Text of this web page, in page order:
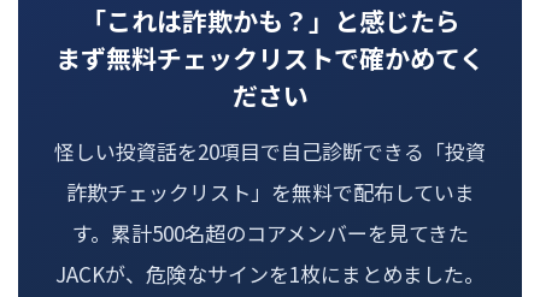
「これは詐欺かも？」と感じたら
まず無料チェックリストで確かめてく
ださい
怪しい投資話を20項目で自己診断できる「投資
詐欺チェックリスト」を無料で配布していま
す。累計500名超のコアメンバーを見てきた
JACKが、危険なサインを1枚にまとめました。